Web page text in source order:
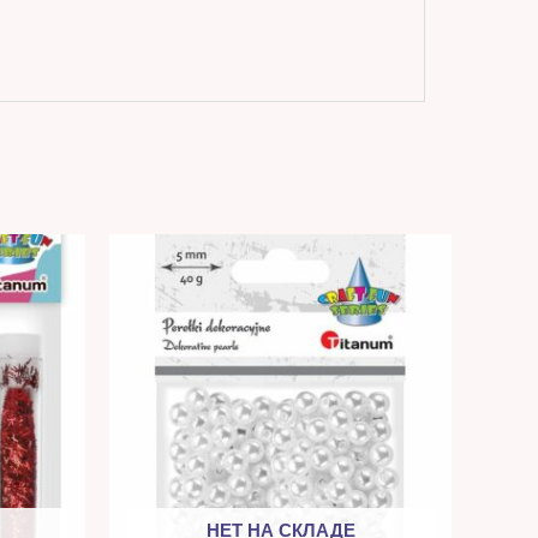
НЕТ НА СКЛАДЕ